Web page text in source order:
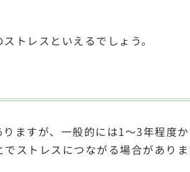
トレスといえるでしょう。
ますが、一般的には1〜3年程度か
ストレスにつながる場合がありま